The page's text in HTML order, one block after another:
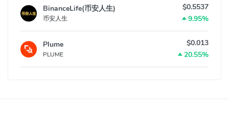
BinanceLife(币安人生)
币安人生
$0.5537
9.95%
Plume
PLUME
$0.013
20.55%